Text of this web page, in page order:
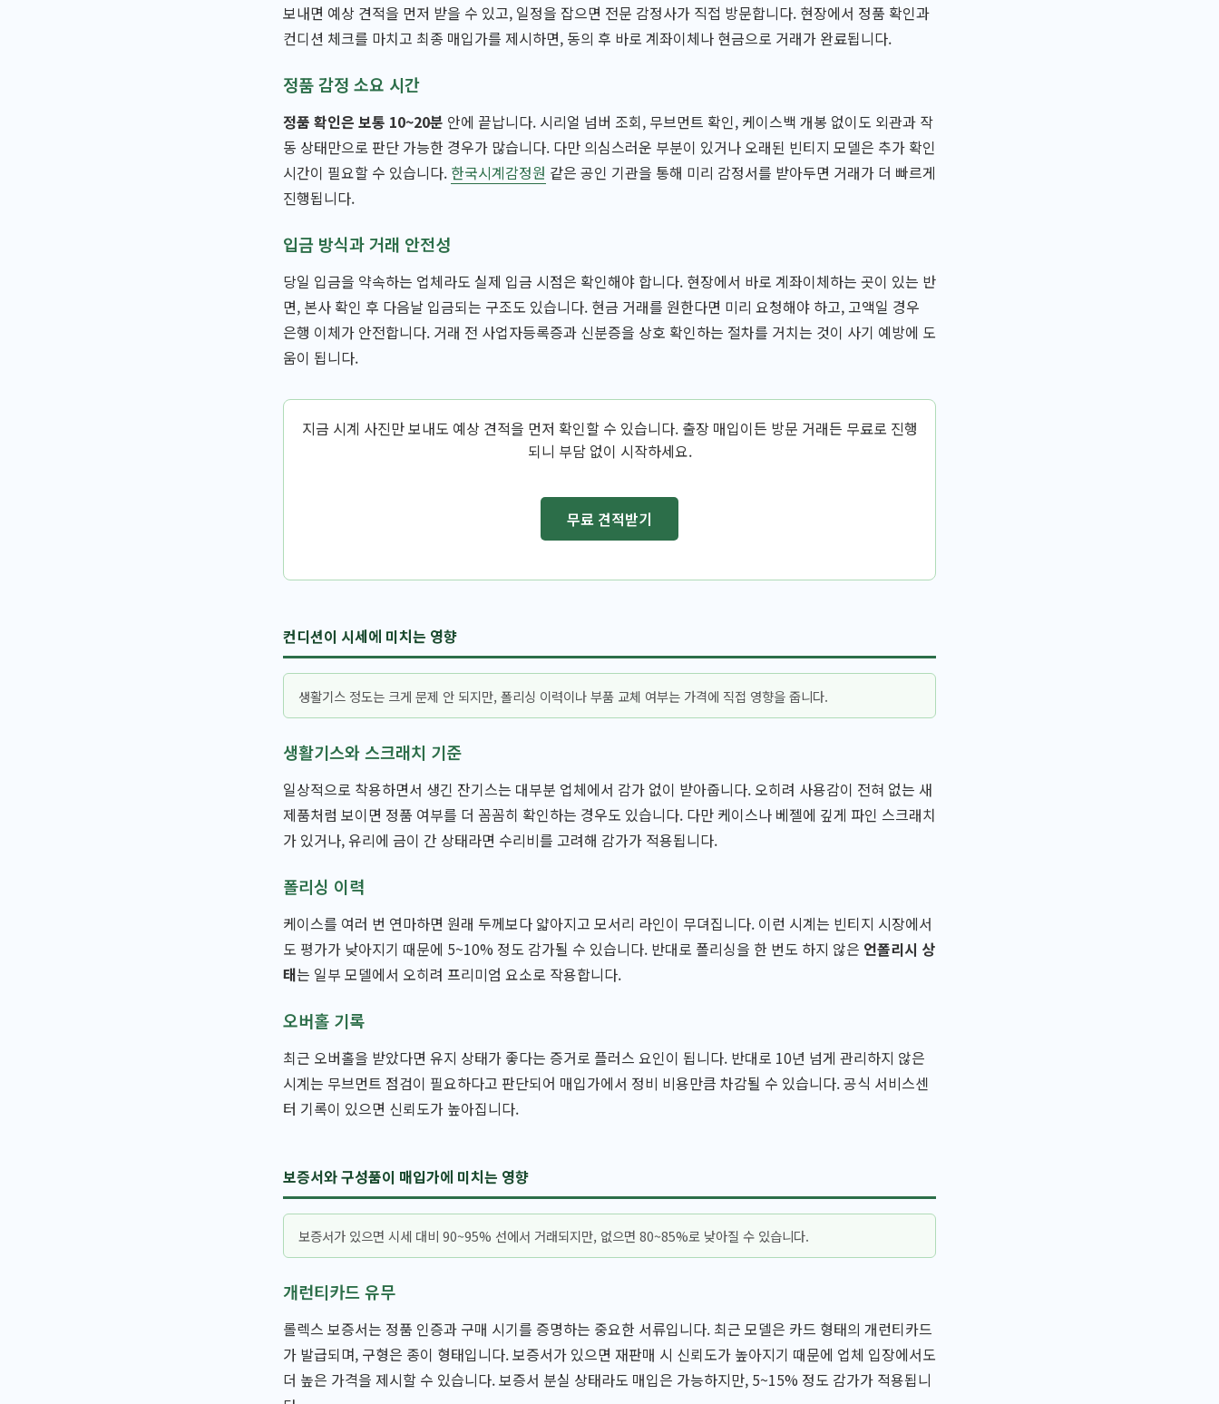
보내면 예상 견적을 먼저 받을 수 있고, 일정을 잡으면 전문 감정사가 직접 방문합니다. 현장에서 정품 확인과
컨디션 체크를 마치고 최종 매입가를 제시하면, 동의 후 바로 계좌이체나 현금으로 거래가 완료됩니다.
정품 감정 소요 시간
정품 확인은 보통 10~20분 안에 끝납니다. 시리얼 넘버 조회, 무브먼트 확인, 케이스백 개봉 없이도 외관과 작
동 상태만으로 판단 가능한 경우가 많습니다. 다만 의심스러운 부분이 있거나 오래된 빈티지 모델은 추가 확인
시간이 필요할 수 있습니다. 한국시계감정원 같은 공인 기관을 통해 미리 감정서를 받아두면 거래가 더 빠르게
진행됩니다.
입금 방식과 거래 안전성
당일 입금을 약속하는 업체라도 실제 입금 시점은 확인해야 합니다. 현장에서 바로 계좌이체하는 곳이 있는 반
면, 본사 확인 후 다음날 입금되는 구조도 있습니다. 현금 거래를 원한다면 미리 요청해야 하고, 고액일 경우
은행 이체가 안전합니다. 거래 전 사업자등록증과 신분증을 상호 확인하는 절차를 거치는 것이 사기 예방에 도
움이 됩니다.
지금 시계 사진만 보내도 예상 견적을 먼저 확인할 수 있습니다. 출장 매입이든 방문 거래든 무료로 진행
되니 부담 없이 시작하세요.
무료 견적받기
컨디션이 시세에 미치는 영향
생활기스 정도는 크게 문제 안 되지만, 폴리싱 이력이나 부품 교체 여부는 가격에 직접 영향을 줍니다.
생활기스와 스크래치 기준
일상적으로 착용하면서 생긴 잔기스는 대부분 업체에서 감가 없이 받아줍니다. 오히려 사용감이 전혀 없는 새
제품처럼 보이면 정품 여부를 더 꼼꼼히 확인하는 경우도 있습니다. 다만 케이스나 베젤에 깊게 파인 스크래치
가 있거나, 유리에 금이 간 상태라면 수리비를 고려해 감가가 적용됩니다.
폴리싱 이력
케이스를 여러 번 연마하면 원래 두께보다 얇아지고 모서리 라인이 무뎌집니다. 이런 시계는 빈티지 시장에서
도 평가가 낮아지기 때문에 5~10% 정도 감가될 수 있습니다. 반대로 폴리싱을 한 번도 하지 않은 언폴리시 상
태는 일부 모델에서 오히려 프리미엄 요소로 작용합니다.
오버홀 기록
최근 오버홀을 받았다면 유지 상태가 좋다는 증거로 플러스 요인이 됩니다. 반대로 10년 넘게 관리하지 않은
시계는 무브먼트 점검이 필요하다고 판단되어 매입가에서 정비 비용만큼 차감될 수 있습니다. 공식 서비스센
터 기록이 있으면 신뢰도가 높아집니다.
보증서와 구성품이 매입가에 미치는 영향
보증서가 있으면 시세 대비 90~95% 선에서 거래되지만, 없으면 80~85%로 낮아질 수 있습니다.
개런티카드 유무
롤렉스 보증서는 정품 인증과 구매 시기를 증명하는 중요한 서류입니다. 최근 모델은 카드 형태의 개런티카드
가 발급되며, 구형은 종이 형태입니다. 보증서가 있으면 재판매 시 신뢰도가 높아지기 때문에 업체 입장에서도
더 높은 가격을 제시할 수 있습니다. 보증서 분실 상태라도 매입은 가능하지만, 5~15% 정도 감가가 적용됩니